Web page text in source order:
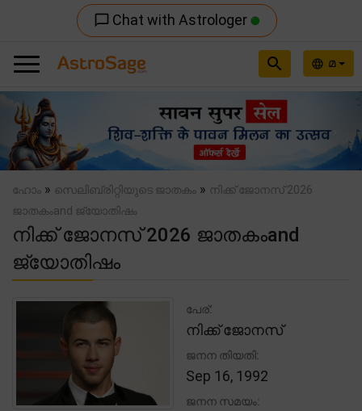
chat_bubble_outline Chat with Astrologer
language മ
search
Previous
ഹോം » സെലിബ്രിറ്റിയുടെ ജാതകം » നിക്ക് ജോനസ് 2026
ജാതകംand ജ്യോതിഷം
നിക്ക് ജോനസ് 2026 ജാതകംand
ജ്യോതിഷം
പേര്:
നിക്ക് ജോനസ്
ജനന തിയതി:
Sep 16, 1992
ജനന സമയം: